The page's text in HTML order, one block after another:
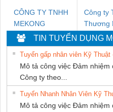
CÔNG TY TNHH
MEKONG
MARINE SUPPLY
Công ty
Thương
Ba Miền
TIN TUYỂN DỤNG
Tuyển gấp nhân viên Kỹ
Mô tả công việc Đảm nhiệm
Công ty theo...
Tuyển Nhanh Nhân Viên Kỹ
Mô tả công việc Đảm nhiệm